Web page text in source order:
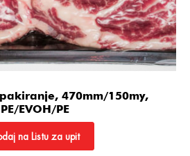
470mm/150my,
PE/EVOH/PE
na Listu za upit